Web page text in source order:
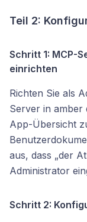
Teil 2:
Schritt 1: MCP-
einrichten
Richten Sie als
Server in amber
App-Übersicht
aus, dass „der
Administrator
Schritt 2: